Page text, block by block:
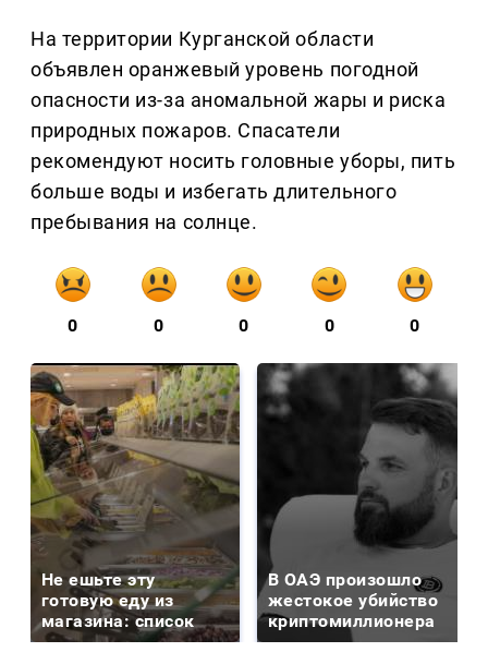
На территории Курганской области
объявлен оранжевый уровень погодной
опасности из-за аномальной жары и риска
природных пожаров. Спасатели
рекомендуют носить головные уборы, пить
больше воды и избегать длительного
пребывания на солнце.
0 0 0 0 0
Не ешьте эту
готовую еду из
магазина: список
В ОАЭ произошло
жестокое убийство
криптомиллионера